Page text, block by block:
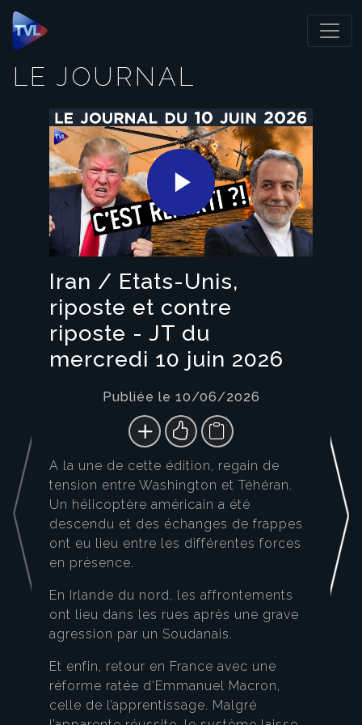
Panneau de gestion des cookies
LE JOURNAL
Play
Video
Iran / Etats-Unis,
riposte et contre
riposte - JT du
mercredi 10 juin 2026
Publiée le 10/06/2026
A la une de cette édition, regain de
tension entre Washington et Téhéran.
Un hélicoptère américain a été
descendu et des échanges de frappes
ont eu lieu entre les différentes forces
en présence.
En Irlande du nord, les affrontements
ont lieu dans les rues après une grave
agression par un Soudanais.
Et enfin, retour en France avec une
réforme ratée d’Emmanuel Macron,
celle de l’apprentissage. Malgré